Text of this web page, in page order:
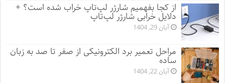
از کجا بفهمیم شارژر لپ‌تاپ خراب شده است؟ +
دلایل خرابی شارژر لپ‌تاپ
آبان 29, 1404
مراحل تعمیر برد الکترونیکی از صفر تا صد به زبان
ساده
آبان 22, 1404